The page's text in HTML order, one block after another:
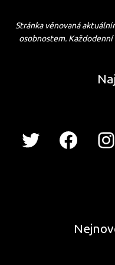
Stránka věnovaná
osobnostem.